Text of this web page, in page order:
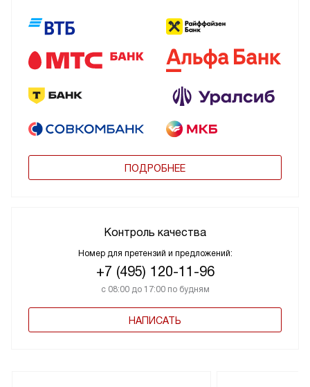
ПОДРОБНЕЕ
Контроль качества
Номер для претензий и предложений:
+7 (495) 120-11-96
с 08:00 до 17:00 по будням
НАПИСАТЬ